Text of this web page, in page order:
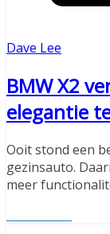
Dave Lee
BMW X2
elegantie
Ooit stond een
gezinsauto.
meer